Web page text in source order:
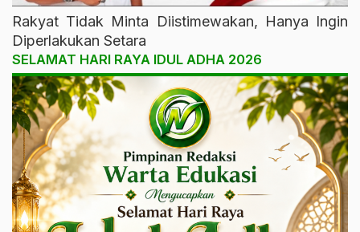
Rakyat Tidak Minta Diistimewakan, Hanya Ingin
Diperlakukan Setara
SELAMAT HARI RAYA IDUL ADHA 2026